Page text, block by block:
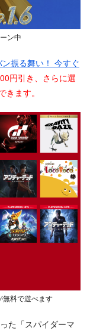
ン中
ン振る舞い！ 今すぐ
円引き、さらに選
ます。
料で遊べます
た「スパイダーマ